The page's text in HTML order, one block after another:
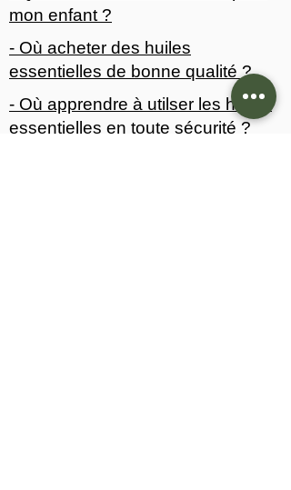
mon enfant ?
- Où acheter des huiles
essentielles de bonne qualité ?
- Où apprendre à utilser les huiles
essentielles en toute sécurité ?